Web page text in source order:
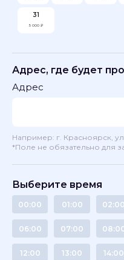
31
5 000 ₽
Адрес, где будет
Адрес
Например: г. Красноярск,
*Поле не обязательно для
Выберите время
00:00 01:00 02:00
06:00 07:00
12:00 13:00 14:00